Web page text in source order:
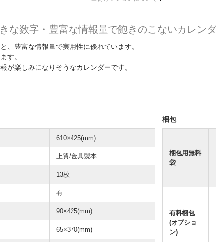
な数字・豊富な情報量で飽きのこないカレン
、豊富な情報量で実用性に優れています。
す。
が楽しみになりそうなカレンダーです。
610×425(mm)
上質/金具製本
13枚
有
90×425(mm)
65×370(mm)
梱包
梱包用無料
袋
有料梱包
(オプショ
ン)